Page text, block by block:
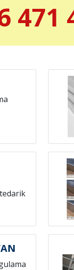
471